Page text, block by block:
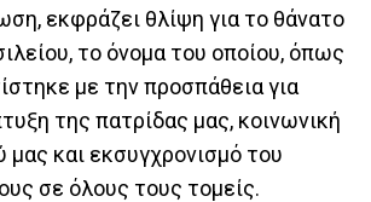
εκφράζει θλίψη για το θάνατο
το όνομα του οποίου, όπως
με την προσπάθεια για
της πατρίδας μας, κοινωνική
και εκσυγχρονισμό του
σε όλους τους τομείς.